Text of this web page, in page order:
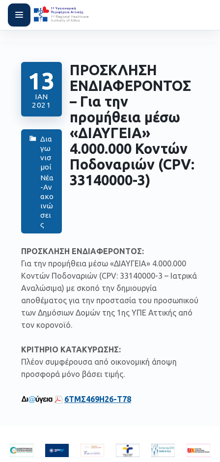
13
ΙΑΝ
2021
Δια
γω
νισ
μοί
Νέα
-Αν
ακο
ινώ
σει
ς
ΠΡΟΣΚΛΗΣΗ
ΕΝΔΙΑΦΕΡΟΝΤΟΣ
– Για την
προμήθεια μέσω
«ΔΙΑΥΓΕΙΑ»
4.000.000 Κοντών
Ποδοναριών (CPV:
33140000-3)
ΠΡΟΣΚΛΗΣΗ ΕΝΔΙΑΦΕΡΟΝΤΟΣ:
Για την προμήθεια μέσω «ΔΙΑΥΓΕΙΑ» 4.000.000
Κοντών Ποδοναριών (CPV: 33140000-3 – Ιατρικά
Αναλώσιμα) με σκοπό την δημιουργία
αποθέματος για την προστασία του προσωπικού
των Δημόσιων Δομών της 1ης ΥΠΕ Αττικής από
τον κορονοϊό.
ΚΡΙΤΗΡΙΟ ΚΑΤΑΚΥΡΩΣΗΣ:
Πλέον συμφέρουσα από οικονομική άποψη
προσφορά μόνο βάσει τιμής.
6ΤΜΣ469Η26-Τ78